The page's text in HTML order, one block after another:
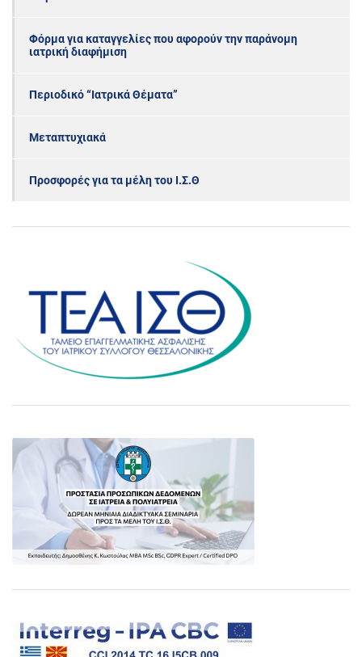
Φόρμα για καταγγελίες που αφορούν την παράνομη
ιατρική διαφήμιση
Περιοδικό “Ιατρικά Θέματα”
Μεταπτυχιακά
Προσφορές για τα μέλη του Ι.Σ.Θ